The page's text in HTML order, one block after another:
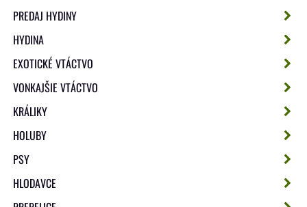
PREDAJ HYDINY
HYDINA
EXOTICKÉ VTÁCTVO
VONKAJŠIE VTÁCTVO
KRÁLIKY
HOLUBY
PSY
HLODAVCE